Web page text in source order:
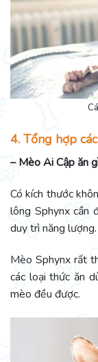
4. Tổng hợp
– Mèo Ai Cập ăn
Có kích thước
lông Sphynx cần
duy trì năng lượng.
Mèo Sphynx rất
các loại thức ăn
mèo đều được.